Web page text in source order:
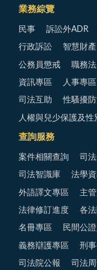
業務綜覽
民事 訴訟外ADR
行政訴訟 智慧財產
公務員懲戒 職務
資訊專區 人事專區
司法互助 性騷擾
人權與兒少保護及性
查詢服務
案件相關查詢 司
司法智識庫 法學
外語譯文專區 主
法律修訂進度 各
名冊專區 民間公
義務辯護專區 刑
司法院公報 司法周